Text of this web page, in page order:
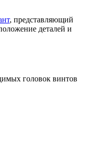
, представляющий
деталей и
головок винтов